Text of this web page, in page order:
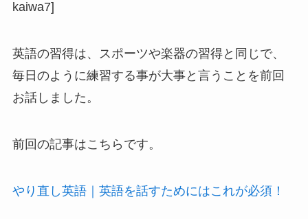
kaiwa7]
英語の習得は、スポーツや楽器の習得と同じで、
毎日のように練習する事が大事と言うことを前回
お話しました。
前回の記事はこちらです。
やり直し英語｜英語を話すためにはこれが必須！